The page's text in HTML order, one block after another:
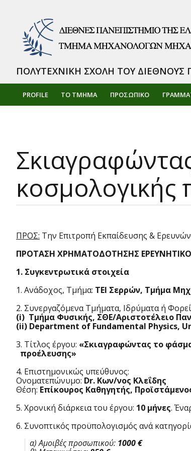
PROFILE ΤΟ ΤΜΗΜΑ ΠΡΟΣΩΠΙΚΌ
ΠΟΛΥΤΕΧΝΙΚΗ ΣΧΟΛΗ ΤΟΥ ΔΙΕΘΝΟΥΣ
κοσμολογικής
ΠΡΟΣ: Την Επιτροπή Εκπαίδευσης &
ΠΡΟΤΑΣΗ ΧΡΗΜΑΤΟΔΟΤΗΣΗΣ
1. Συγκεντρωτικά στοιχεία
1. Ανάδοχος, Τμήμα: ΤΕΙ Σερρών, Τμήμα
2. Συνεργαζόμενα Τμήματα, Ιδρύματα ή
(i) Τμήμα Φυσικής, ΣΘΕ/Αριστοτέλειο
(ii) Department of Fundamental Physics,
3. Τίτλος έργου: «Σκιαγραφώντας το
προέλευσης»
4. Επιστημονικώς υπεύθυνος:
Ονοματεπώνυμο: Dr. Κων/νος Κλεΐδης
Θέση: Επίκουρος Καθηγητής,
5. Χρονική διάρκεια του έργου: 10 μήνες.
6. Συνοπτικός προϋπολογισμός ανά
α) Αμοιβές προσωπικού: 1000 €